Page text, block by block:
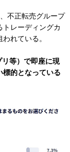
不正転売グループ
レーディングカ
れている。
リ等）で即座に現
標的となっている